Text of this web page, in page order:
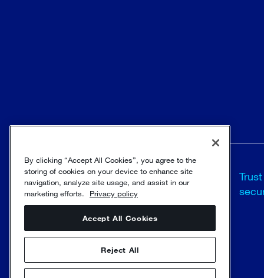
Allgemeine
Geschäftsbedingungen
© Sulzer Ltd 1996 - 2025
By clicking “Accept All Cookies”, you agree to the
storing of cookies on your device to enhance site
navigation, analyze site usage, and assist in our
marketing efforts.
Privacy policy
Accept All Cookies
Reject All